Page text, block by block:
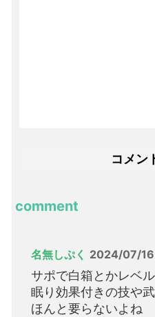
comment
名無しぷく 2024/07/
サポで白箱とかレベ
眠り効果付きの技や
ほんと要らないよね